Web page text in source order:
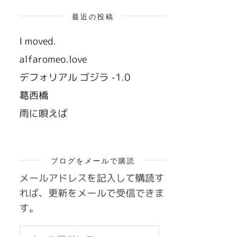
最近の投稿
I moved.
alfaromeo.love
デフォリアル ゴジラ -1.0
葛西橋
雨に唄えば
ブログをメールで購読
メールアドレスを記入して購読す
れば、更新をメールで受信できま
す。